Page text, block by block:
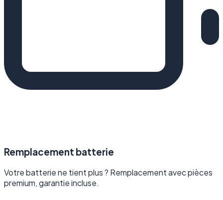
Remplacement batterie
Votre batterie ne tient plus ? Remplacement avec pièces
premium, garantie incluse.